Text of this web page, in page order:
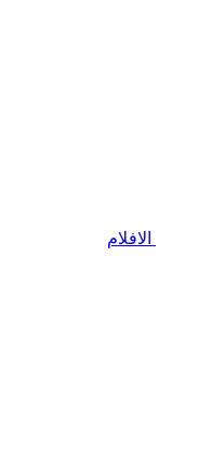
الافلام